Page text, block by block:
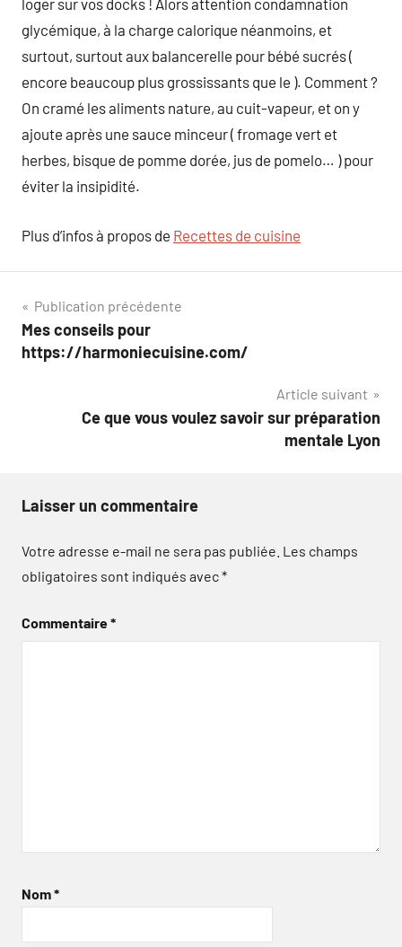
loger sur vos docks ! Alors attention condamnation
glycémique, à la charge calorique néanmoins, et
surtout, surtout aux balancerelle pour bébé sucrés (
encore beaucoup plus grossissants que le ). Comment ?
On cramé les aliments nature, au cuit-vapeur, et on y
ajoute après une sauce minceur ( fromage vert et
herbes, bisque de pomme dorée, jus de pomelo… ) pour
éviter la insipidité.
Plus d’infos à propos de Recettes de cuisine
Navigation
de
Publication précédente
Mes conseils pour
https://harmoniecuisine.com/
Article suivant
Ce que vous voulez savoir sur préparation
mentale Lyon
Laisser un commentaire
Votre adresse e-mail ne sera pas publiée. Les champs
obligatoires sont indiqués avec*
Commentaire*
Nom*